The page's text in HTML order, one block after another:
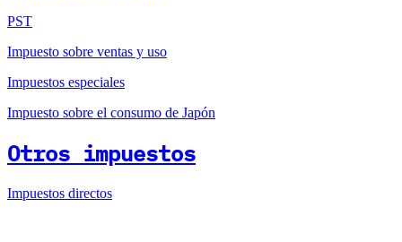
PST
Impuesto sobre ventas y uso
Impuestos especiales
Impuesto sobre el consumo de Japón
Otros impuestos
Impuestos directos